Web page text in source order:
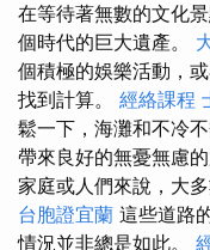
在等待著無數的文化
個時代的巨大遺產。
個積極的娛樂活動，
找到計算。 經絡課程
鬆一下，海灘和不冷
帶來良好的無憂無慮
家庭或人們來說，大
台胞證宜蘭 這些道路
情況並非總是如此。